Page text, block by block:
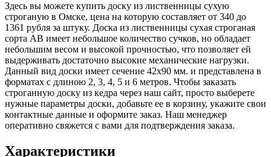
Здесь вы можете купить доску из лиственницы сухую
строганую в Омске, цена на которую составляет от 340 до
1361 рубля за штуку. Доска из лиственницы сухая строганая
сорта АВ имеет небольшое количество сучков, но обладает
небольшим весом и высокой прочностью, что позволяет ей
выдерживать достаточно высокие механические нагрузки.
Данный вид доски имеет сечение 42х90 мм. и представлена в
форматах с длиною 2, 3, 4, 5 и 6 метров. Чтобы заказать
строганную доску из кедра через наш сайт, просто выберете
нужные параметры доски, добавьте ее в корзину, укажите свои
контактные данные и оформите заказ. Наш менеджер
оперативно свяжется с вами для подтверждения заказа.
Характеристики